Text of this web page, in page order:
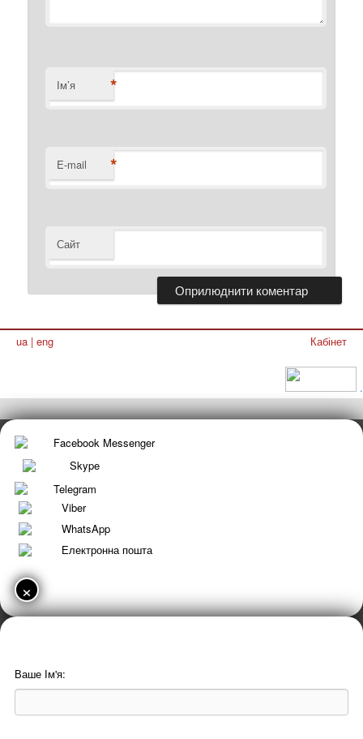
Ім’я *
E-mail *
Сайт
ua | eng Кабінет
.
Facebook Messenger
Skype
Telegram
Viber
WhatsApp
Електронна пошта
×
Ваше Ім'я: